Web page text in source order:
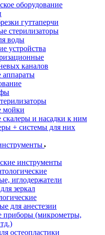
оборудование
гуттаперчи
стерилизаторы
воды
устройства
каналов
аппараты
мойки
скалеры и насадки к ним
+ системы для них
инструменты
иглодержатели
зеркал
для анестезии
приборы (микрометры,
остеопластики